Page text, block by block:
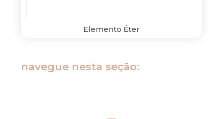
Elemento Éter
navegue nesta seção: